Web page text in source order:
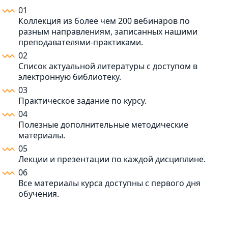
01
Коллекция из более чем 200 вебинаров по
разным направлениям, записанных нашими
преподавателями-практиками.
02
Список актуальной литературы с доступом в
электронную библиотеку.
03
Практическое задание по курсу.
04
Полезные дополнительные методические
материалы.
05
Лекции и презентации по каждой дисциплине.
06
Все материалы курса доступны с первого дня
обучения.